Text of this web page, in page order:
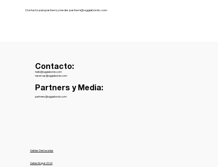
Contacto para partners y media:partners@oggiabordo.com
Salidas Destacadas
Salida Grupal 2026
Contacto:
hello@oggiabordo.com
reservas@oggiabordo.com
Partners y Media:
partners@oggiabordo.com